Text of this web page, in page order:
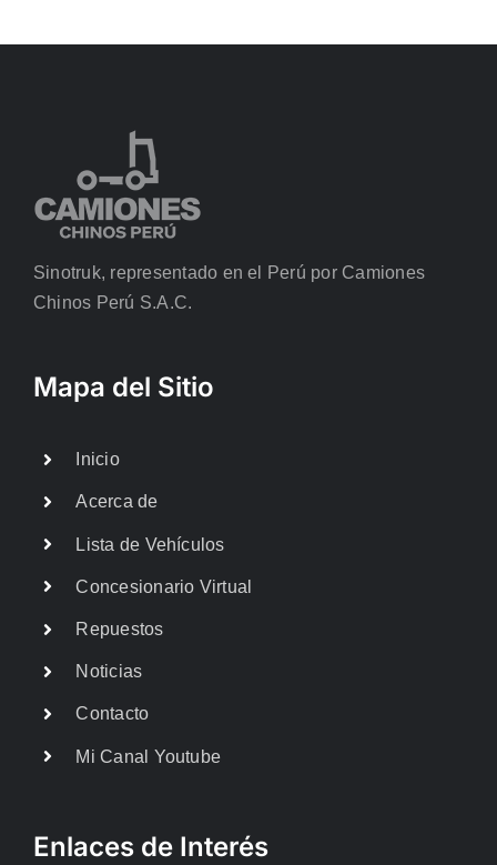
Sinotruk, representado en el Perú por Camiones
Chinos Perú S.A.C.
Mapa del Sitio
Inicio
Acerca de
Lista de Vehículos
Concesionario Virtual
Repuestos
Noticias
Contacto
Mi Canal Youtube
Enlaces de Interés